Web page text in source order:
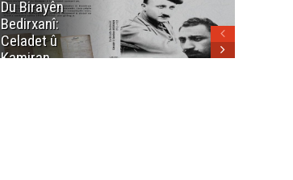
Du Birayên
Bedirxanî:
Celadet û
Kamiran